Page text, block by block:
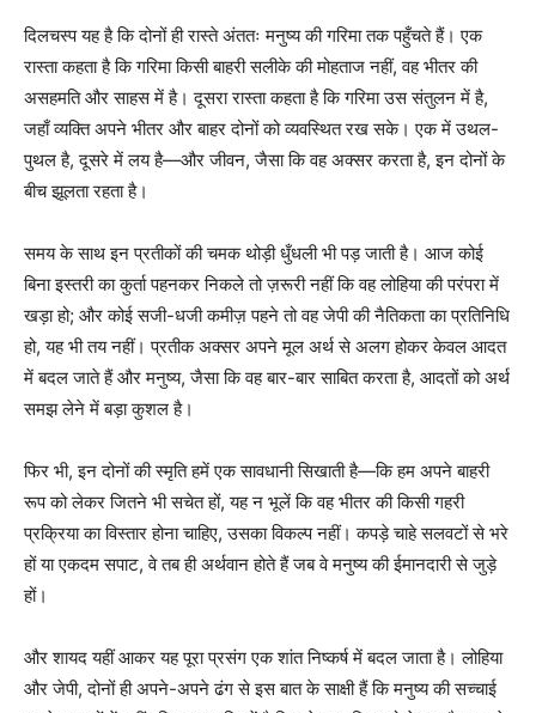
दिलचस्प यह है कि दोनों ही रास्ते अंततः मनुष्य की गरिमा तक पहुँचते हैं। एक
रास्ता कहता है कि गरिमा किसी बाहरी सलीके की मोहताज नहीं, वह भीतर की
असहमति और साहस में है। दूसरा रास्ता कहता है कि गरिमा उस संतुलन में है,
जहाँ व्यक्ति अपने भीतर और बाहर दोनों को व्यवस्थित रख सके। एक में उथल-
पुथल है, दूसरे में लय है—और जीवन, जैसा कि वह अक्सर करता है, इन दोनों के
बीच झूलता रहता है।
समय के साथ इन प्रतीकों की चमक थोड़ी धुँधली भी पड़ जाती है। आज कोई
बिना इस्तरी का कुर्ता पहनकर निकले तो ज़रूरी नहीं कि वह लोहिया की परंपरा में
खड़ा हो; और कोई सजी-धजी कमीज़ पहने तो वह जेपी की नैतिकता का प्रतिनिधि
हो, यह भी तय नहीं। प्रतीक अक्सर अपने मूल अर्थ से अलग होकर केवल आदत
में बदल जाते हैं और मनुष्य, जैसा कि वह बार-बार साबित करता है, आदतों को अर्थ
समझ लेने में बड़ा कुशल है।
फिर भी, इन दोनों की स्मृति हमें एक सावधानी सिखाती है—कि हम अपने बाहरी
रूप को लेकर जितने भी सचेत हों, यह न भूलें कि वह भीतर की किसी गहरी
प्रक्रिया का विस्तार होना चाहिए, उसका विकल्प नहीं। कपड़े चाहे सलवटों से भरे
हों या एकदम सपाट, वे तब ही अर्थवान होते हैं जब वे मनुष्य की ईमानदारी से जुड़े
हों।
और शायद यहीं आकर यह पूरा प्रसंग एक शांत निष्कर्ष में बदल जाता है। लोहिया
और जेपी, दोनों ही अपने-अपने ढंग से इस बात के साक्षी हैं कि मनुष्य की सच्चाई